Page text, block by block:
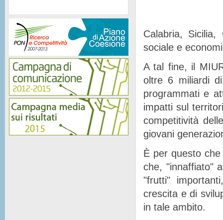
Calabria, Sicilia,
sociale e
A tal fine, il
oltre 6 miliardi
programmati e
impatti sul
competitività
giovani
È per questo
che, "innaffiato"
"frutti"
crescita e di
in tale ambito.